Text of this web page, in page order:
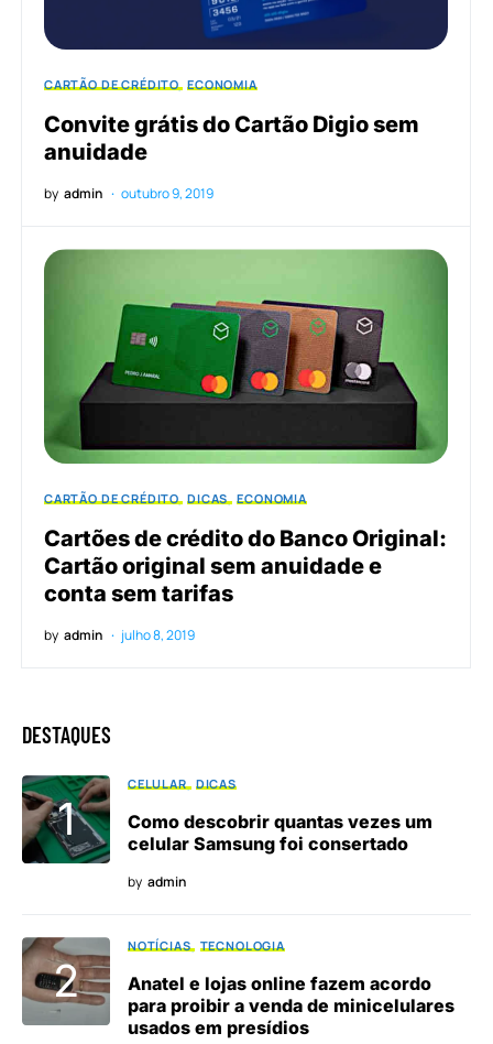
CARTÃO DE CRÉDITO ECONOMIA
Convite grátis do Cartão Digio sem
anuidade
by admin outubro 9, 2019
CARTÃO DE CRÉDITO DICAS ECONOMIA
Cartões de crédito do Banco Original:
Cartão original sem anuidade e
conta sem tarifas
by admin julho 8, 2019
DESTAQUES
CELULAR DICAS
Como descobrir quantas vezes um
celular Samsung foi consertado
by admin
NOTÍCIAS TECNOLOGIA
Anatel e lojas online fazem acordo
para proibir a venda de minicelulares
usados em presídios